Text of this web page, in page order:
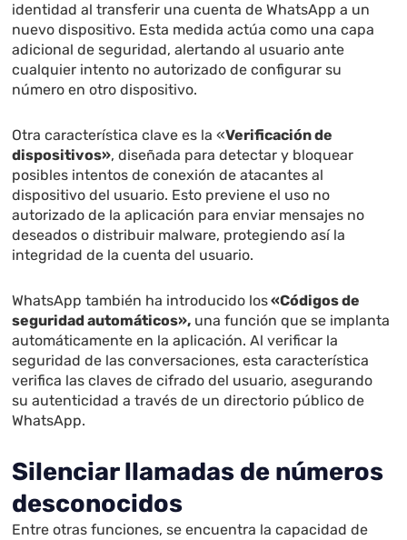
identidad al transferir una cuenta de WhatsApp a un
nuevo dispositivo. Esta medida actúa como una capa
adicional de seguridad, alertando al usuario ante
cualquier intento no autorizado de configurar su
número en otro dispositivo.
Otra característica clave es la «Verificación de
dispositivos», diseñada para detectar y bloquear
posibles intentos de conexión de atacantes al
dispositivo del usuario. Esto previene el uso no
autorizado de la aplicación para enviar mensajes no
deseados o distribuir malware, protegiendo así la
integridad de la cuenta del usuario.
WhatsApp también ha introducido los«Códigos de
seguridad automáticos», una función que se implanta
automáticamente en la aplicación. Al verificar la
seguridad de las conversaciones, esta característica
verifica las claves de cifrado del usuario, asegurando
su autenticidad a través de un directorio público de
WhatsApp.
Silenciar llamadas de números
desconocidos
Entre otras funciones, se encuentra la capacidad de